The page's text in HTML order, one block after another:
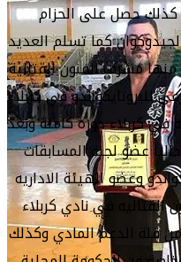
دان) الدولية كذلك حصل على الحزام
في لعبة الجيدوكوان كما تسلم العديد
مشرف الفنون القتالية
للبروتايكواندو في كربلاء
في كربلاء دوره كاملة وبعد
عضو لجنة المسابقات
وعضو الهيئة الاداريه
القتاليه في نادي كربلاء
قلة الدعم المادي وكذلك